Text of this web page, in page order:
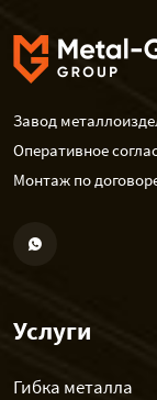
Завод
Оперативное
Монтаж по
Услуги
Гибка металла